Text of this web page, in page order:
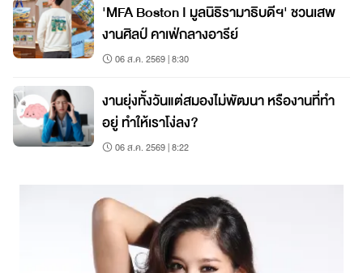
'MFA Boston I มูลนิธิรามาธิบดีฯ' ชวนเสพ
งานศิลป์ คาเฟ่กลางอารีย์
06 ส.ค. 2569 | 8:30
งานยุ่งทั้งวันแต่สมองไม่พัฒนา หรืองานที่ทำ
อยู่ ทำให้เราโง่ลง?
06 ส.ค. 2569 | 8:22